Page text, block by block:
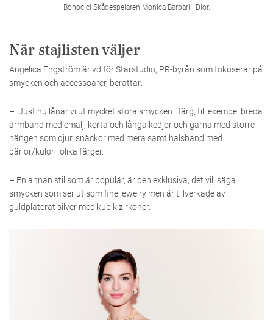
Bohocic! Skådespelaren Monica Barbari i Dior.
När stajlisten väljer
Angelica Engström är vd för Starstudio, PR-byrån som fokuserar på
smycken och accessoarer, berättar:
– Just nu lånar vi ut mycket stora smycken i färg, till exempel breda
armband med emalj, korta och långa kedjor och gärna med större
hängen som djur, snäckor med mera samt halsband med
pärlor/kulor i olika färger.
– En annan stil som är populär, är den exklusiva, det vill säga
smycken som ser ut som fine jewelry men är tillverkade av
guldpläterat silver med kubik zirkoner.